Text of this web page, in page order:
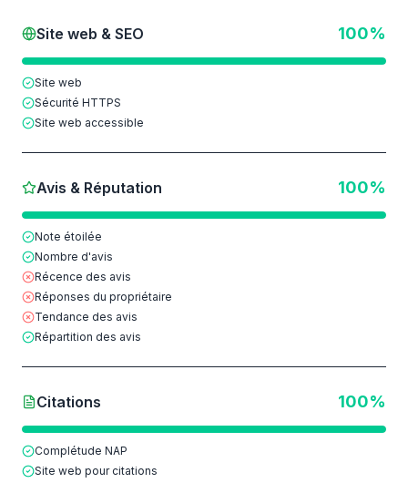
Site web & SEO 100%
Site web
Sécurité HTTPS
Site web accessible
Avis & Réputation 100%
Note étoilée
Nombre d'avis
Récence des avis
Réponses du propriétaire
Tendance des avis
Répartition des avis
Citations 100%
Complétude NAP
Site web pour citations